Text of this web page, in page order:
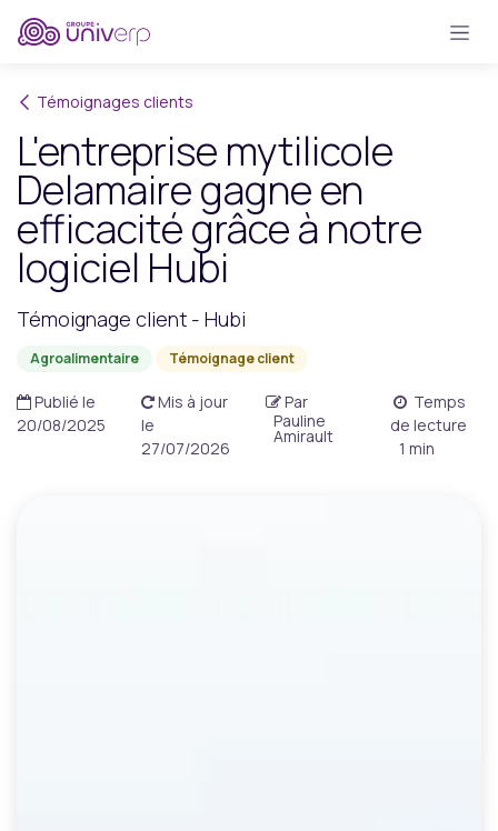
Se rendre au contenu
Témoignages clients
L'entreprise mytilicole
Delamaire gagne en
efficacité grâce à notre
logiciel Hubi
Témoignage client - Hubi
Agroalimentaire Témoignage client
Publié le
20/08/2025
Mis à jour
le
27/07/2026
Par
Pauline
Amirault
Temps
de lecture
1 min